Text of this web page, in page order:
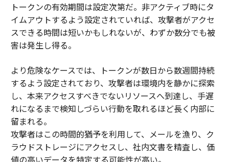
トークンの有効期間は設定次第だ。非アクティブ時にタ
イムアウトするよう設定されていれば、攻撃者がアクセ
スできる時間は短いかもしれないが、わずか数分でも被
害は発生し得る。
より危険なケースでは、トークンが数日から数週間持続
するよう設定されており、攻撃者は環境内を静かに探索
し、本来アクセスすべきでないリソースへ到達し、手遅
れになるまで検知しづらい行動を取れるほど長く内部に
留まれる。
攻撃者はこの時間的猶予を利用して、メールを漁り、ク
ラウドストレージにアクセスし、社内文書を精査し、価
値の高いデータを特定する可能性が高い。